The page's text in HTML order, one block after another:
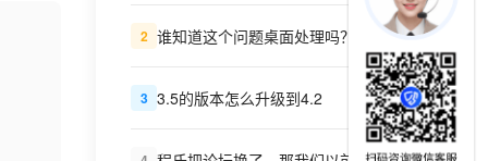
2 谁知道这个问题桌面处理吗？
3 3.5的版本怎么升级到4.2